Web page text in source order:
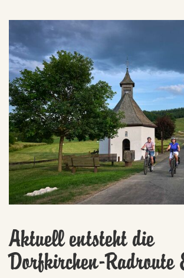
Aktuell entsteht die
Dorfkirchen-Radroute